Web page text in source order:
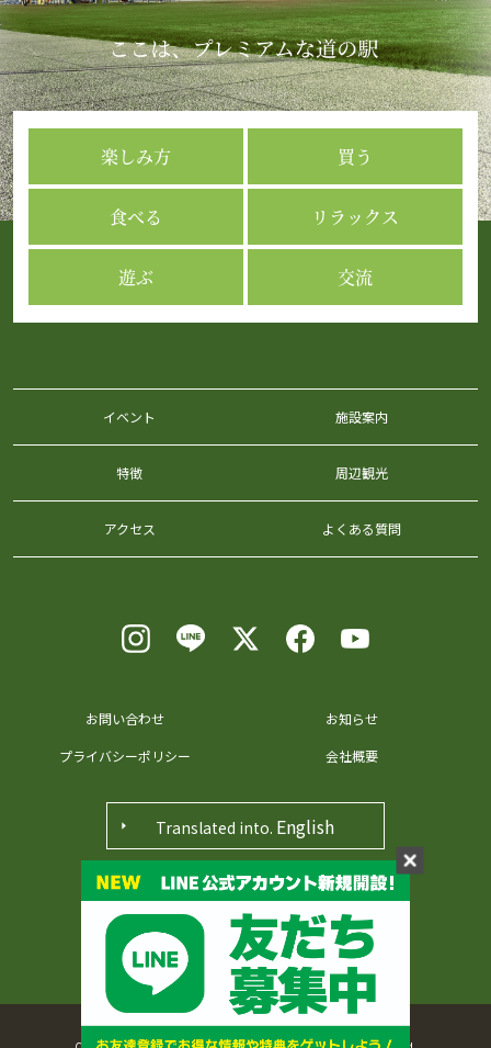
楽しみ方 買う
食べる リラックス
遊ぶ 交流
イベント 施設案内
特徴 周辺観光
アクセス よくある質問
〒371-0048 群馬県前橋市田口町36番地
お問い合わせ
お知らせ
プライバシーポリシー
会社概要
Translated into. English